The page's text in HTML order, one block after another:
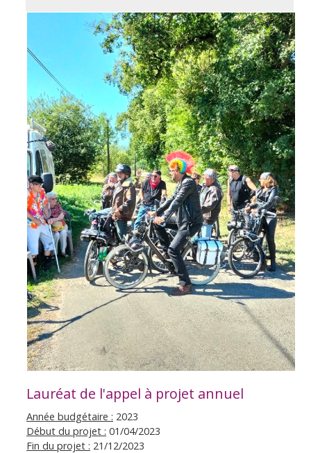
Lauréat de l'appel à projet annuel
Année budgétaire : 2023
Début du projet : 01/04/2023
Fin du projet : 21/12/2023